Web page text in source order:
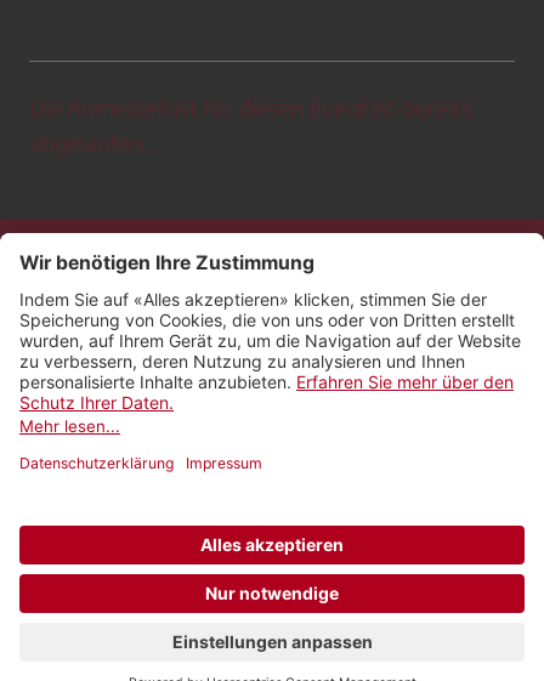
Die Anmeldefrist für diesen Event ist bereits
abgelaufen.
Kontakt
Impressum
Rechtliches
Netiquette
Newsletter abonnieren